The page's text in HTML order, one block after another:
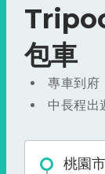
包車
專車到府
中長程出
桃園市